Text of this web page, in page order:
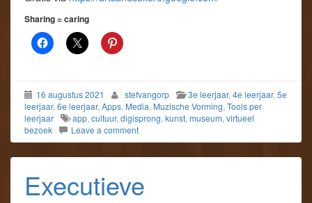
Sharing = caring
16 augustus 2021 stefvangorp 3e leerjaar, 4e leerjaar, 5e
leerjaar, 6e leerjaar, Apps, Media, Muzische Vorming, Tools per
leerjaar
app, cultuur, digisprong, kunst, museum, virtueel
bezoek
Leave a comment
Executieve